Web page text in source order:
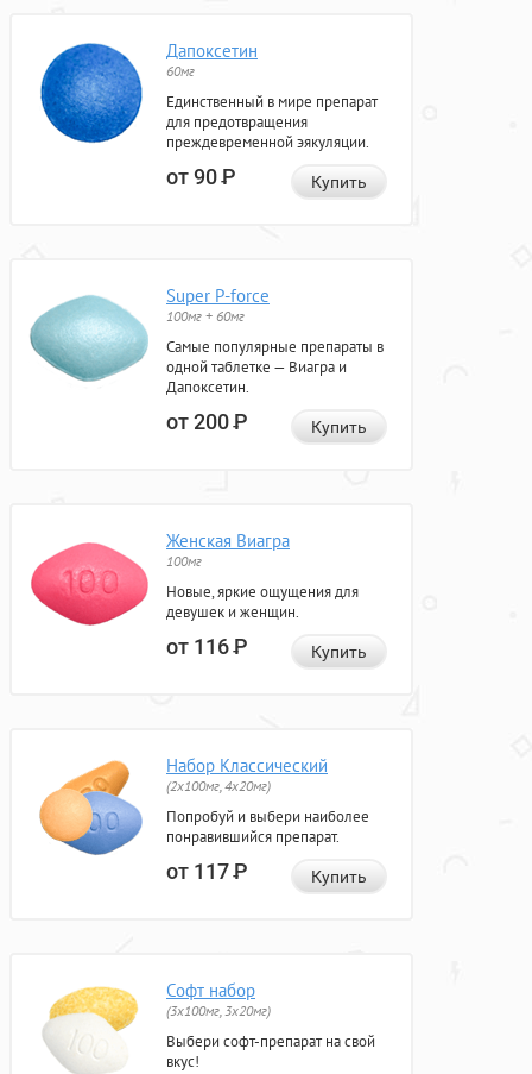
Дапоксетин
60мг
Единственный в мире препарат
для предотвращения
преждевременной эякуляции.
от 90Р Купить
Super P-force
100мг + 60мг
Самые популярные препараты в
одной таблетке — Виагра и
Дапоксетин.
от 200Р Купить
Женская Виагра
100мг
Новые, яркие ощущения для
девушек и женщин.
от 116Р Купить
Набор Классический
(2x100мг, 4x20мг)
Попробуй и выбери наиболее
понравившийся препарат.
от 117Р Купить
Софт набор
(3x100мг, 3x20мг)
Выбери софт-препарат на свой
вкус!